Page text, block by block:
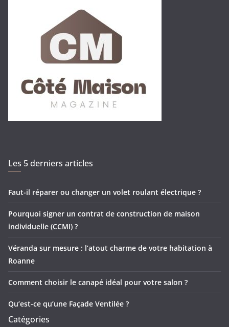
Les 5 derniers articles
Faut-il réparer ou changer un volet roulant électrique ?
Pourquoi signer un contrat de construction de maison
individuelle (CCMI) ?
Véranda sur mesure : l’atout charme de votre habitation à
Roanne
Comment choisir le canapé idéal pour votre salon ?
Qu’est-ce qu’une Façade Ventilée ?
Catégories